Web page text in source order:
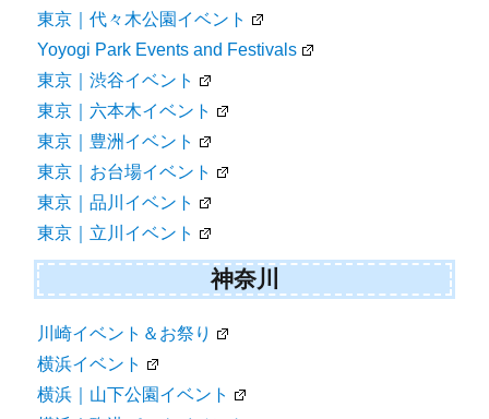
東京｜代々木公園イベント
Yoyogi Park Events and Festivals
東京｜渋谷イベント
東京｜六本木イベント
東京｜豊洲イベント
東京｜お台場イベント
東京｜品川イベント
東京｜立川イベント
神奈川
川崎イベント＆お祭り
横浜イベント
横浜｜山下公園イベント